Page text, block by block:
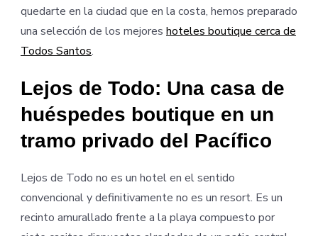
quedarte en la ciudad que en la costa, hemos preparado
una selección de los mejores hoteles boutique cerca de
Todos Santos.
Lejos de Todo: Una casa de
huéspedes boutique en un
tramo privado del Pacífico
Lejos de Todo no es un hotel en el sentido
convencional y definitivamente no es un resort. Es un
recinto amurallado frente a la playa compuesto por